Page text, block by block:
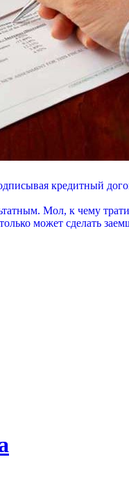
кредитный
Мол, к чему
может сделать